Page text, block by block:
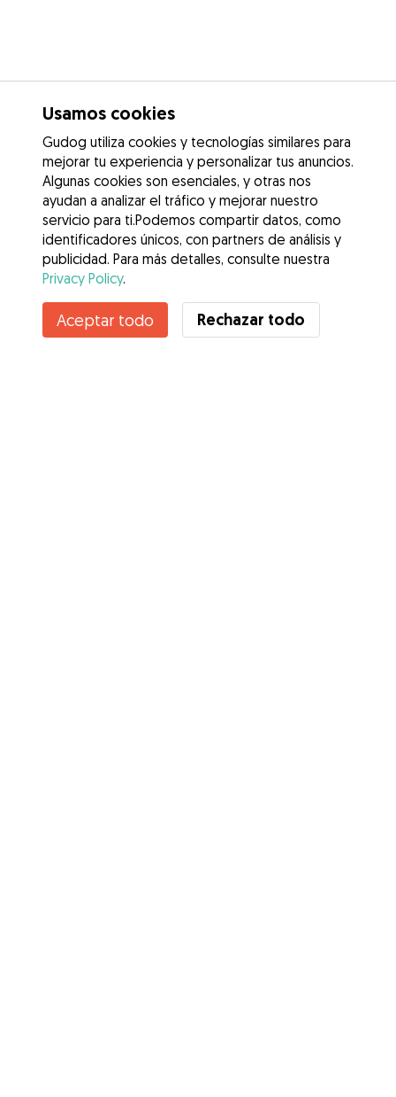
Contacta con Daniela
¿Conoces los Beneficios de Gudog? Ver más
Usamos cookies
Gudog utiliza cookies y tecnologías similares para
mejorar tu experiencia y personalizar tus anuncios.
Algunas cookies son esenciales, y otras nos
ayudan a analizar el tráfico y mejorar nuestro
servicio para ti.Podemos compartir datos, como
identificadores únicos, con partners de análisis y
publicidad. Para más detalles, consulte nuestra
Privacy Policy.
Aceptar todo Rechazar todo